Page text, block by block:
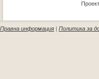
Правна информация | Политика за